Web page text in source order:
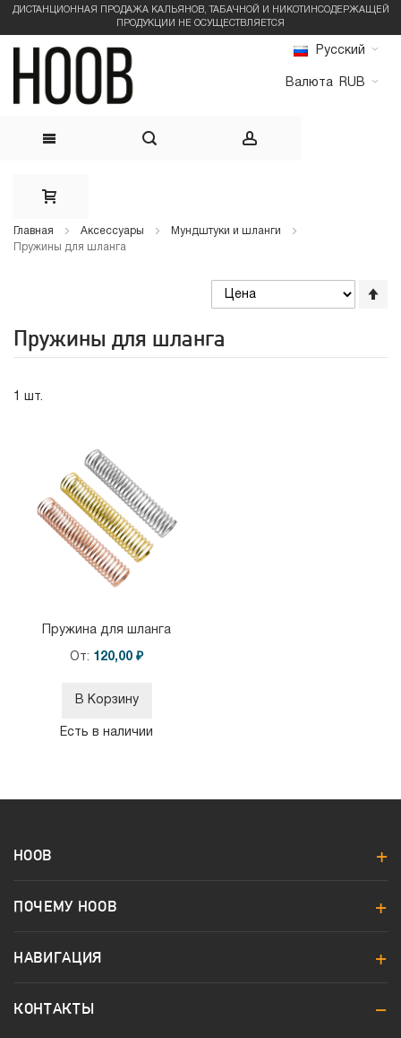
ДИСТАНЦИОННАЯ ПРОДАЖА КАЛЬЯНОВ, ТАБАЧНОЙ И НИКОТИНСОДЕРЖАЩЕЙ
ПРОДУКЦИИ НЕ ОСУЩЕСТВЛЯЕТСЯ
Русский
Валюта RUB
Content
Главная Аксессуары
Мундштуки и шланги
Пружины для шланга
Пружины для шланга
1 шт.
по
Пружина для шланга
От 120,00 ₽
В Корзину
Есть в наличии
HOOB
ПОЧЕМУ HOOB
НАВИГАЦИЯ
КОНТАКТЫ